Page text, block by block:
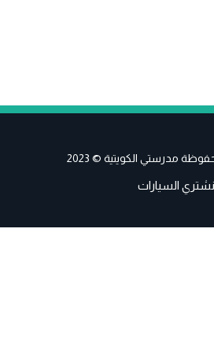
مدرستي الكويتية © 2023
نشتري السيارات